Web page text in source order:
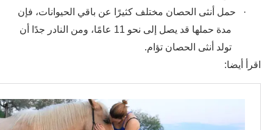
·
حمل أنثى الحصان مختلف كثيرًا عن باقي الحيوانات، فإن
مدة حملها قد يصل إلى نحو 11 عامًا، ومن النادر جدًا أن
تولد أنثى الحصان تؤام.
اقرأ أيضا: